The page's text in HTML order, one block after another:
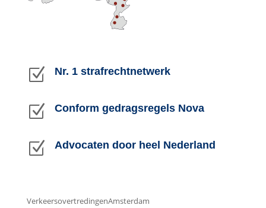
Z Nr. 1 strafrechtnetwerk
Z Conform gedragsregels Nova
Z Advocaten door heel Nederland
VerkeersovertredingenAmsterdam